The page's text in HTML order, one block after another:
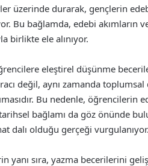
üzerinde durarak, gençlerin
Bu bağlamda, edebi akımların
birlikte ele alınıyor.
eleştirel düşünme
değil, aynı zamanda
Bu nedenle, öğrencilerin
bağlamı da göz önünde
dalı olduğu gerçeği vurgulanıyor.
yanı sıra, yazma becerilerini